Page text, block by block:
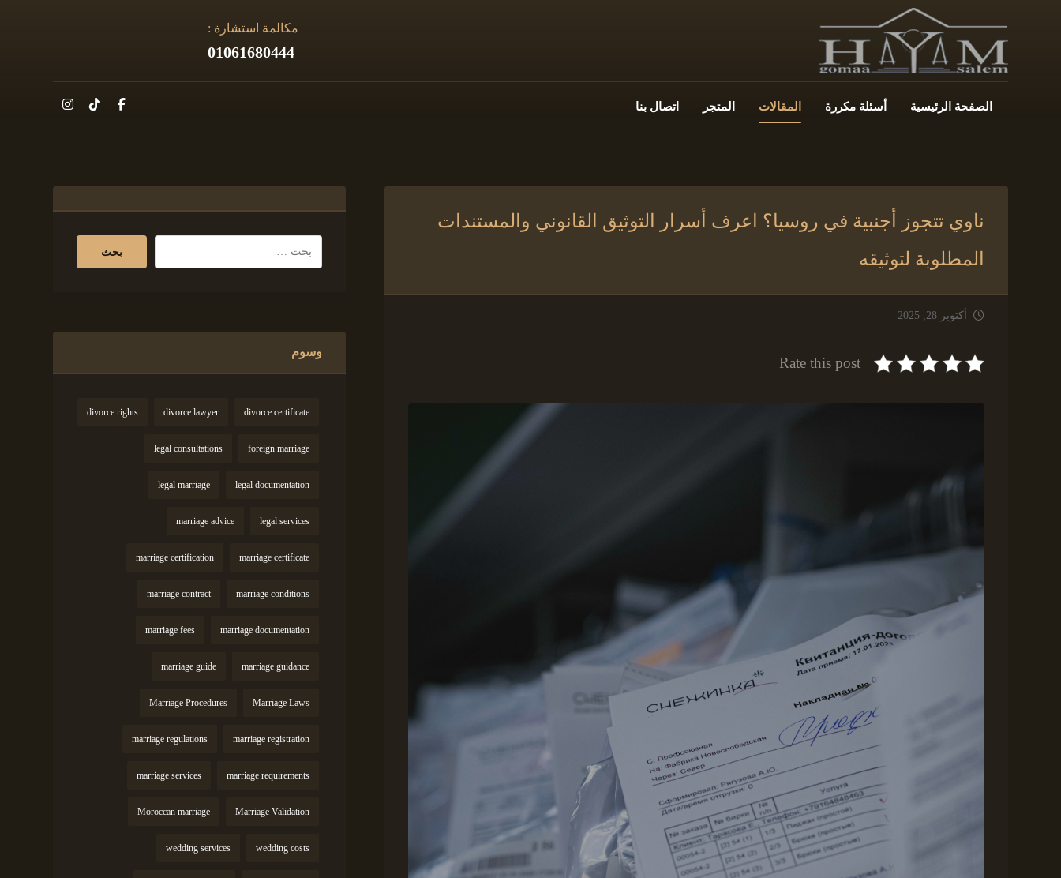
مكالمة استشارة :
01061680444
الصفحة الرئيسية أسئلة مكررة المقالات المتجر اتصال بنا
ناوي تتجوز أجنبية في روسيا؟ اعرف أسرار التوثيق القانوني والمستندات
المطلوبة لتوثيقه
أكتوبر 28, 2025
Rate this post
وسوم
divorce certificate
divorce lawyer
divorce rights
foreign marriage
legal consultations
legal documentation
legal marriage
legal services
marriage advice
marriage certificate
marriage certification
marriage conditions
marriage contract
marriage documentation
marriage fees
marriage guidance
marriage guide
Marriage Laws
Marriage Procedures
marriage registration
marriage regulations
marriage requirements
marriage services
Marriage Validation
Moroccan marriage
wedding costs
wedding services